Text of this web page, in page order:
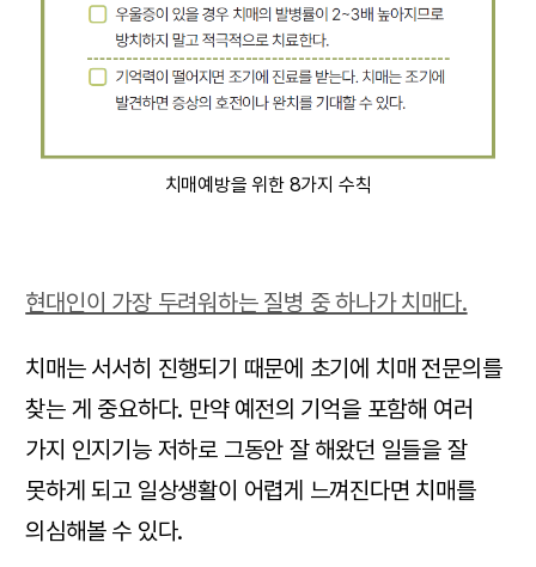
치매예방을 위한 8가지 수칙
현대인이 가장 두려워하는 질병 중 하나가 치매다.
치매는 서서히 진행되기 때문에 초기에 치매 전문의를
찾는 게 중요하다. 만약 예전의 기억을 포함해 여러
가지 인지기능 저하로 그동안 잘 해왔던 일들을 잘
못하게 되고 일상생활이 어렵게 느껴진다면 치매를
의심해볼 수 있다.